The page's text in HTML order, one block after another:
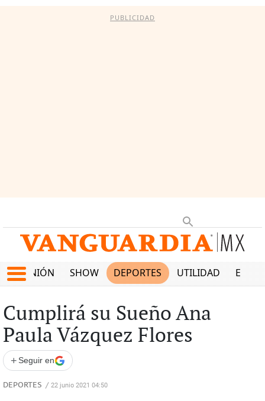
PUBLICIDAD
OPINIÓN SHOW DEPORTES UTILIDAD
Cumplirá su Sueño Ana
Paula Vázquez Flores
+ Seguir en
DEPORTES / 22 junio 2021 04:50